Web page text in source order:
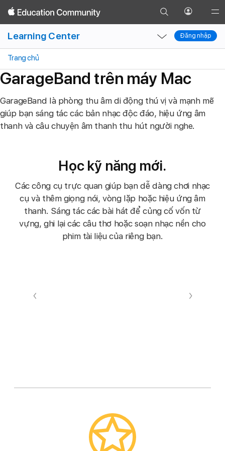
Truy
cập
trang
Tìm
Mở
menu
Hồ
sơ
lại
Đăng nhập
Nav
Learning Center
Local
Nav
Menu
Local
Nav
Menu
Đăng nhập
Trang chủ
GarageBand trên máy Mac
GarageBand là phòng thu âm di động thú vị và mạnh mẽ
giúp bạn sáng tác các bản nhạc độc đáo, hiệu ứng âm
thanh và câu chuyện âm thanh thu hút người nghe.
Học kỹ năng mới.
Các công cụ trực quan giúp bạn dễ dàng chơi nhạc
cụ và thêm giọng nói, vòng lặp hoặc hiệu ứng âm
thanh. Sáng tác các bài hát để củng cố vốn từ
vựng, ghi lại các câu thơ hoặc soạn nhạc nền cho
phim tài liệu của riêng bạn.